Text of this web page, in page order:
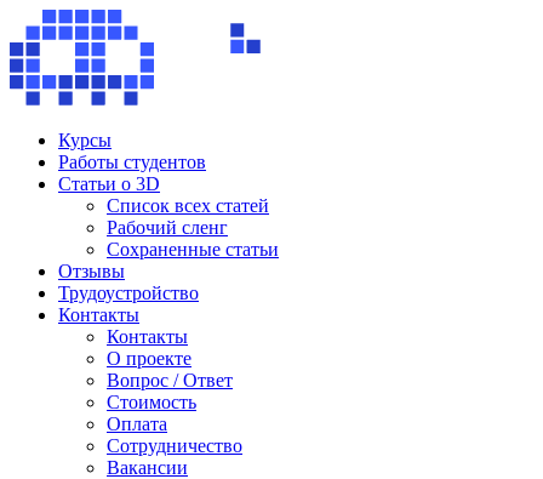
Курсы
Работы студентов
Статьи о 3D
Список всех статей
Рабочий сленг
Сохраненные статьи
Отзывы
Трудоустройство
Контакты
Контакты
О проекте
Вопрос / Ответ
Стоимость
Оплата
Сотрудничество
Вакансии